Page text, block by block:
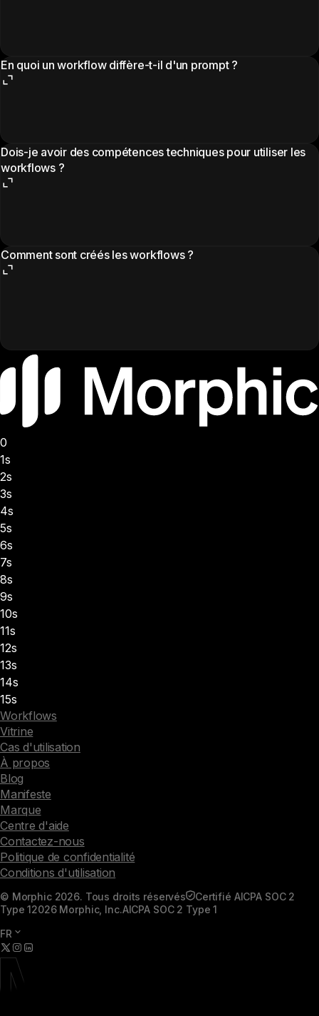
En quoi un workflow diffère-t-il d'un prompt ?
Dois-je avoir des compétences techniques pour utiliser les
workflows ?
Comment sont créés les workflows ?
0
1s
2s
3s
4s
5s
6s
7s
8s
9s
10s
11s
12s
13s
14s
15s
Workflows
Vitrine
Cas d'utilisation
À propos
Blog
Manifeste
Marque
Centre d'aide
Contactez-nous
Politique de confidentialité
Conditions d'utilisation
© Morphic 2026. Tous droits réservés
Certifié AICPA SOC 2
Type 12026 Morphic, Inc.AICPA SOC 2 Type 1
FR